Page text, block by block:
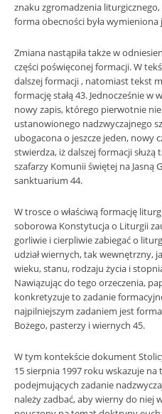
znaku zgromadzenia
forma obecności była
Zmiana nastąpiła także w
części poświęconej formacji. W
dalszej formacji , natomiast tekst
formację stałą 43. Jednocześnie
nowy zapis, którego pierwotnie nie
ustanowionego nadzwyczajnego
ubogacona o jeszcze jeden, nowy
stwierdza, iż dalszej formacji
szafarzy Komunii świętej na Jasną
sanktuarium 44.
W trosce o właściwą formację
soborowa Konstytucja o Liturgii
gorliwie i cierpliwie zabiegać o
udział wiernych, tak wewnętrzny,
wieku, stanu, rodzaju życia i
Nawiązując do tego orzeczenia,
konkretyzuje to zadanie
najpilniejszym zadaniem jest
Bożego, pasterzy i wiernych 45.
W tym kontekście dokument
15 sierpnia 1997 roku wskazuje
podejmujących zadanie
należy zadbać, aby wierny do niej